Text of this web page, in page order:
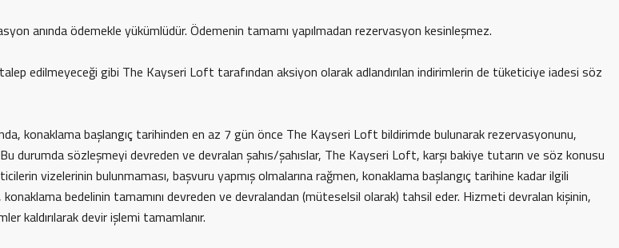
anında ödemekle yükümlüdür. Ödemenin tamamı yapılmadan rezervasyon kesinleşmez.
edilmeyeceği gibi The Kayseri Loft tarafından aksiyon olarak adlandırılan indirimlerin de tüketiciye iadesi söz
konaklama başlangıç tarihinden en az 7 gün önce The Kayseri Loft bildirimde bulunarak rezervasyonunu,
durumda sözleşmeyi devreden ve devralan şahıs/şahıslar, The Kayseri Loft, karşı bakiye tutarın ve söz konusu
vizelerinin bulunmaması, başvuru yapmış olmalarına rağmen, konaklama başlangıç tarihine kadar ilgili
bedelinin tamamını devreden ve devralandan (müteselsil olarak) tahsil eder. Hizmeti devralan kişinin,
kaldırılarak devir işlemi tamamlanır.